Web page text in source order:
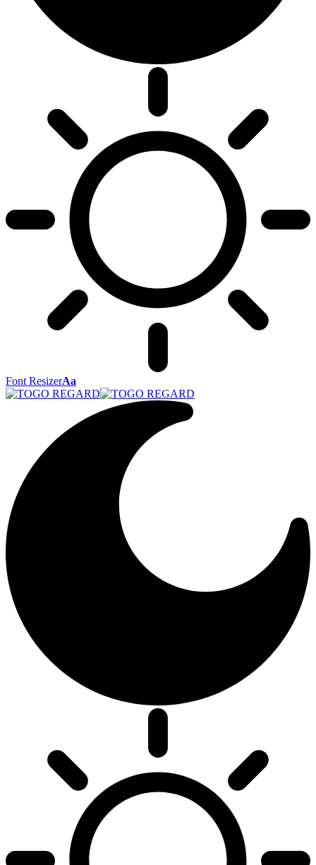
Font ResizerAa